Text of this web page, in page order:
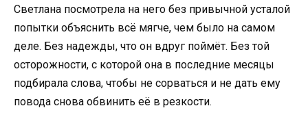
Светлана посмотрела на него без привычной усталой
попытки объяснить всё мягче, чем было на самом
деле. Без надежды, что он вдруг поймёт. Без той
осторожности, с которой она в последние месяцы
подбирала слова, чтобы не сорваться и не дать ему
повода снова обвинить её в резкости.